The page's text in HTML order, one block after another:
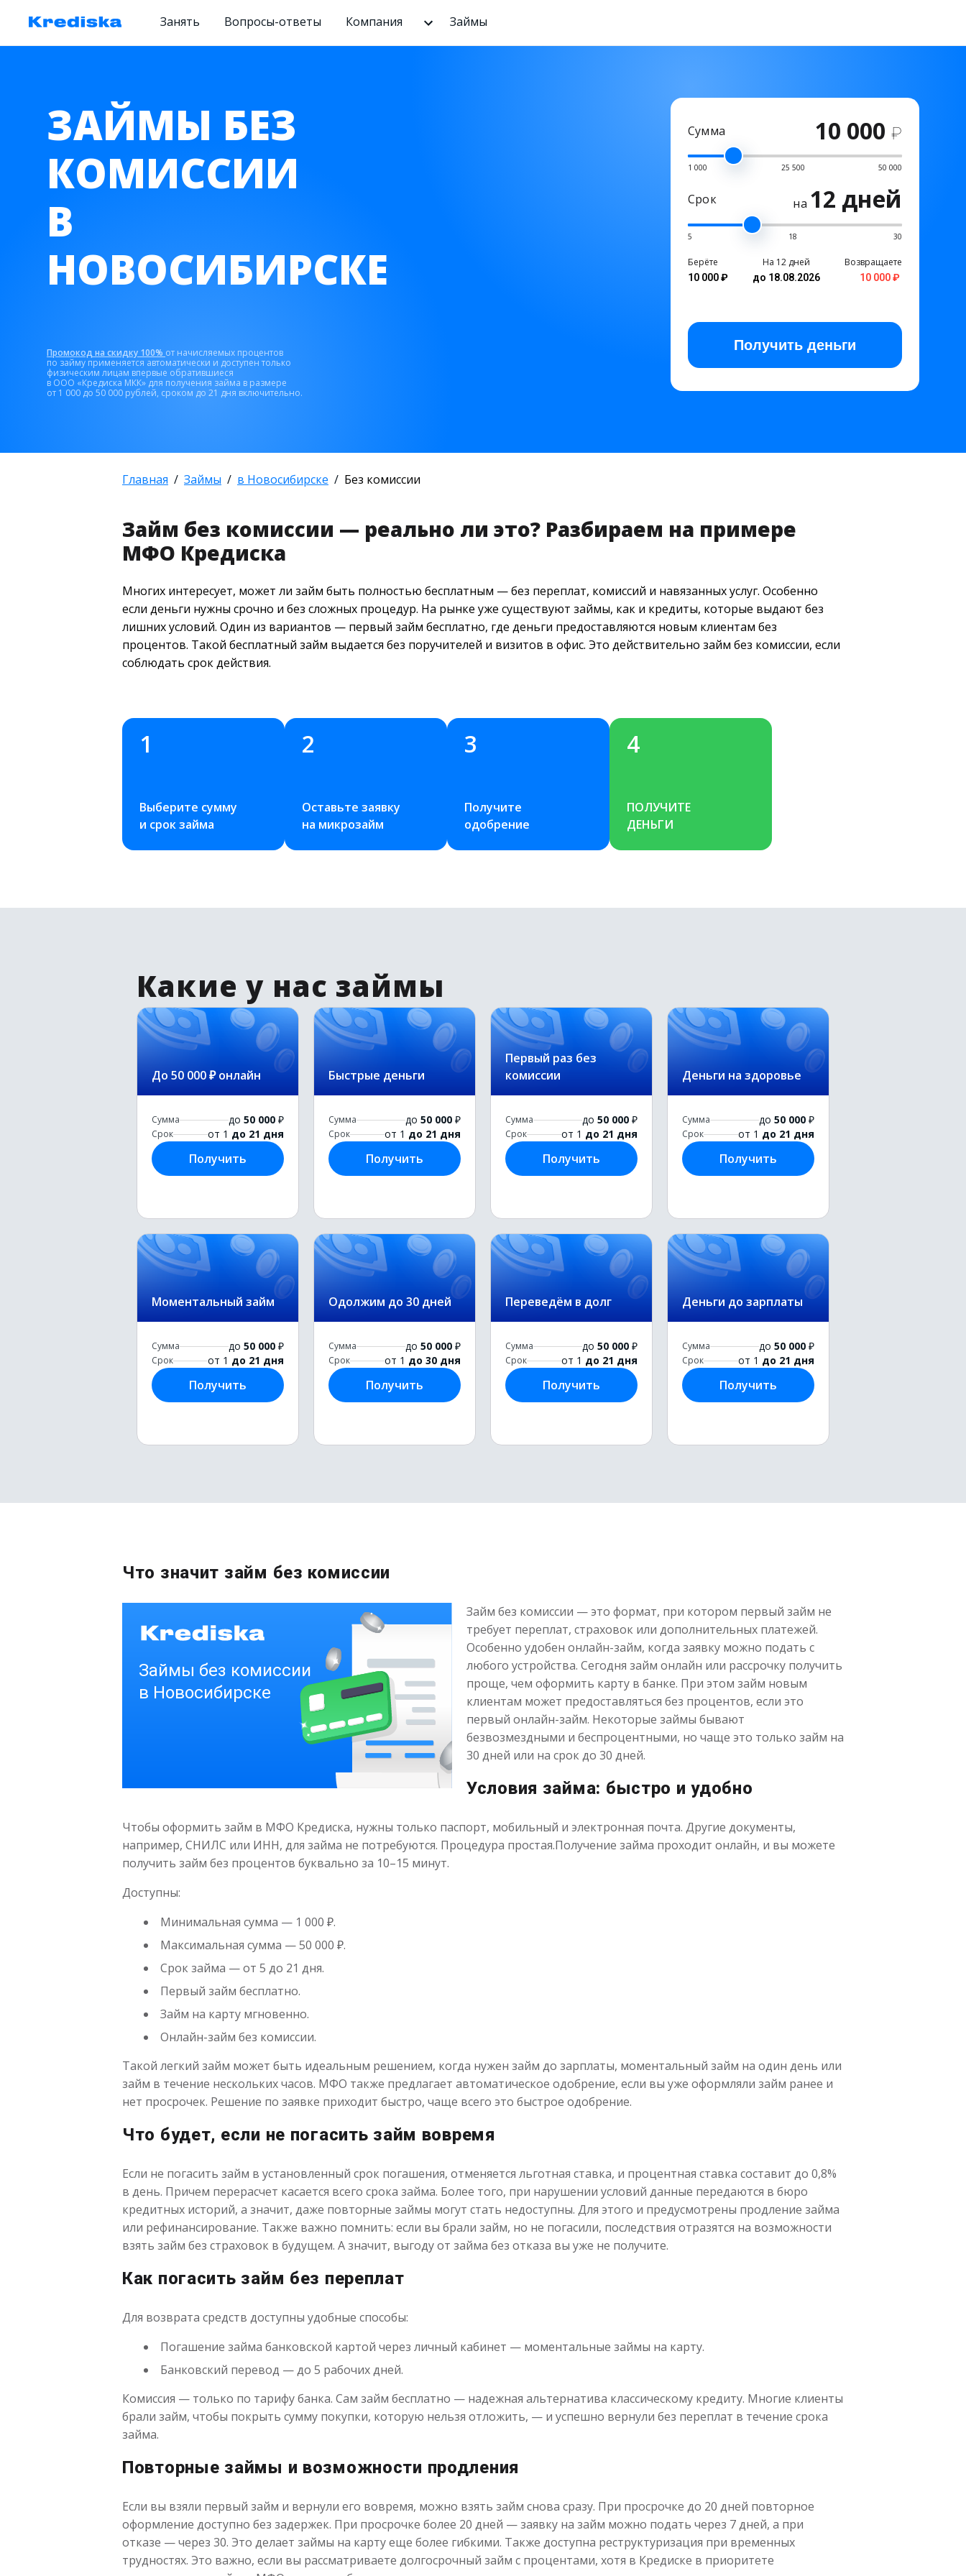
Занять Вопросы-ответы Компания Займы
ЗАЙМЫ БЕЗ
КОМИССИИ
В
НОВОСИБИРСКЕ
Промокод на скидку 100% от начисляемых процентов
по займу применяется автоматически и доступен только
физическим лицам впервые обратившиеся
в ООО «Кредиска МКК» для получения займа в размере
от 1 000 до 50 000 рублей, сроком до 21 дня включительно.
Сумма 10 000 ₽
1 000 25 500 50 000
Срок на 12 дней
5 18 30
Берёте
10 000 ₽
На 12 дней
до 18.08.2026
Возвращаете
10 000 ₽
Получить деньги
Главная Займы в Новосибирске Без комиссии
Займ без комиссии — реально ли это? Разбираем на примере
МФО Кредиска
Многих интересует, может ли займ быть полностью бесплатным — без переплат, комиссий и навязанных услуг. Особенно
если деньги нужны срочно и без сложных процедур. На рынке уже существуют займы, как и кредиты, которые выдают без
лишних условий. Один из вариантов — первый займ бесплатно, где деньги предоставляются новым клиентам без
процентов. Такой бесплатный займ выдается без поручителей и визитов в офис. Это действительно займ без комиссии, если
соблюдать срок действия.
1
Выберите сумму
и срок займа
2
Оставьте заявку
на микрозайм
3
Получите
одобрение
4
ПОЛУЧИТЕ
ДЕНЬГИ
Какие у нас займы
До 50 000 ₽ онлайн
Сумма до 50 000 ₽
Срок от 1 до 21 дня
Получить
Быстрые деньги
Сумма до 50 000 ₽
Срок от 1 до 21 дня
Получить
Первый раз без
комиссии
Сумма до 50 000 ₽
Срок от 1 до 21 дня
Получить
Деньги на здоровье
Сумма до 50 000 ₽
Срок от 1 до 21 дня
Получить
Моментальный займ
Сумма до 50 000 ₽
Срок от 1 до 21 дня
Получить
Одолжим до 30 дней
Сумма до 50 000 ₽
Срок от 1 до 30 дня
Получить
Переведём в долг
Сумма до 50 000 ₽
Срок от 1 до 21 дня
Получить
Деньги до зарплаты
Сумма до 50 000 ₽
Срок от 1 до 21 дня
Получить
Что значит займ без комиссии
Займ без комиссии — это формат, при котором первый займ не
требует переплат, страховок или дополнительных платежей.
Особенно удобен онлайн-займ, когда заявку можно подать с
любого устройства. Сегодня займ онлайн или рассрочку получить
проще, чем оформить карту в банке. При этом займ новым
клиентам может предоставляться без процентов, если это
первый онлайн-займ. Некоторые займы бывают
безвозмездными и беспроцентными, но чаще это только займ на
30 дней или на срок до 30 дней.
Условия займа: быстро и удобно
Чтобы оформить займ в МФО Кредиска, нужны только паспорт, мобильный и электронная почта. Другие документы,
например, СНИЛС или ИНН, для займа не потребуются. Процедура простая.Получение займа проходит онлайн, и вы можете
получить займ без процентов буквально за 10–15 минут.
Доступны:
Минимальная сумма — 1 000 ₽.
Максимальная сумма — 50 000 ₽.
Срок займа — от 5 до 21 дня.
Первый займ бесплатно.
Займ на карту мгновенно.
Онлайн-займ без комиссии.
Такой легкий займ может быть идеальным решением, когда нужен займ до зарплаты, моментальный займ на один день или
займ в течение нескольких часов. МФО также предлагает автоматическое одобрение, если вы уже оформляли займ ранее и
нет просрочек. Решение по заявке приходит быстро, чаще всего это быстрое одобрение.
Что будет, если не погасить займ вовремя
Если не погасить займ в установленный срок погашения, отменяется льготная ставка, и процентная ставка составит до 0,8%
в день. Причем перерасчет касается всего срока займа. Более того, при нарушении условий данные передаются в бюро
кредитных историй, а значит, даже повторные займы могут стать недоступны. Для этого и предусмотрены продление займа
или рефинансирование. Также важно помнить: если вы брали займ, но не погасили, последствия отразятся на возможности
взять займ без страховок в будущем. А значит, выгоду от займа без отказа вы уже не получите.
Как погасить займ без переплат
Для возврата средств доступны удобные способы:
Погашение займа банковской картой через личный кабинет — моментальные займы на карту.
Банковский перевод — до 5 рабочих дней.
Комиссия — только по тарифу банка. Сам займ бесплатно — надежная альтернатива классическому кредиту. Многие клиенты
брали займ, чтобы покрыть сумму покупки, которую нельзя отложить, — и успешно вернули без переплат в течение срока
займа.
Повторные займы и возможности продления
Если вы взяли первый займ и вернули его вовремя, можно взять займ снова сразу. При просрочке до 20 дней повторное
оформление доступно без задержек. При просрочке более 20 дней — заявку на займ можно подать через 7 дней, а при
отказе — через 30. Это делает займы на карту еще более гибкими. Также доступна реструктуризация при временных
трудностях. Это важно, если вы рассматриваете долгосрочный займ с процентами, хотя в Кредиске в приоритете